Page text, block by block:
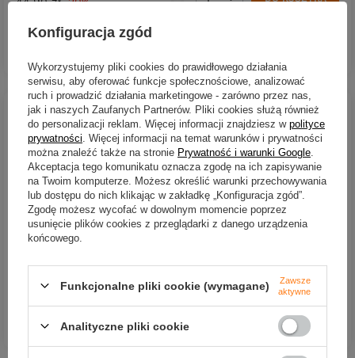
Ilość produktów
CHWILOWO NIEDOSTĘPNY
Wobler Rapala BX Minnow
10cm | S
Ilość produktówDO KOSZYKA
CHWILOWO NIEDOSTĘPNY
Wobler Rapala BX Minnow
10cm | P
PKT
Ilość produktówDO KOSZYKA
Konfiguracja zgód
Wykorzystujemy pliki cookies do prawidłowego działania
serwisu, aby oferować funkcje społecznościowe, analizować
ruch i prowadzić działania marketingowe - zarówno przez nas,
jak i naszych Zaufanych Partnerów. Pliki cookies służą również
do personalizacji reklam. Więcej informacji znajdziesz w polityce
prywatności . Więcej informacji na temat warunków i prywatności
można znaleźć także na stronie Prywatność i warunki Google
Akceptacja tego komunikatu oznacza zgodę na ich zapisywanie
na Twoim komputerze. Możesz określić warunki przechowywania
lub dostępu do nich klikając w zakładkę „Konfiguracja zgód”.
Zgodę możesz wycofać w dowolnym momencie poprzez
usunięcie plików cookies z przeglądarki z danego urządzenia
końcowego.
Funkcjonalne pliki cookie (wymagane)
Zawsze
aktywne
Analityczne pliki cookie